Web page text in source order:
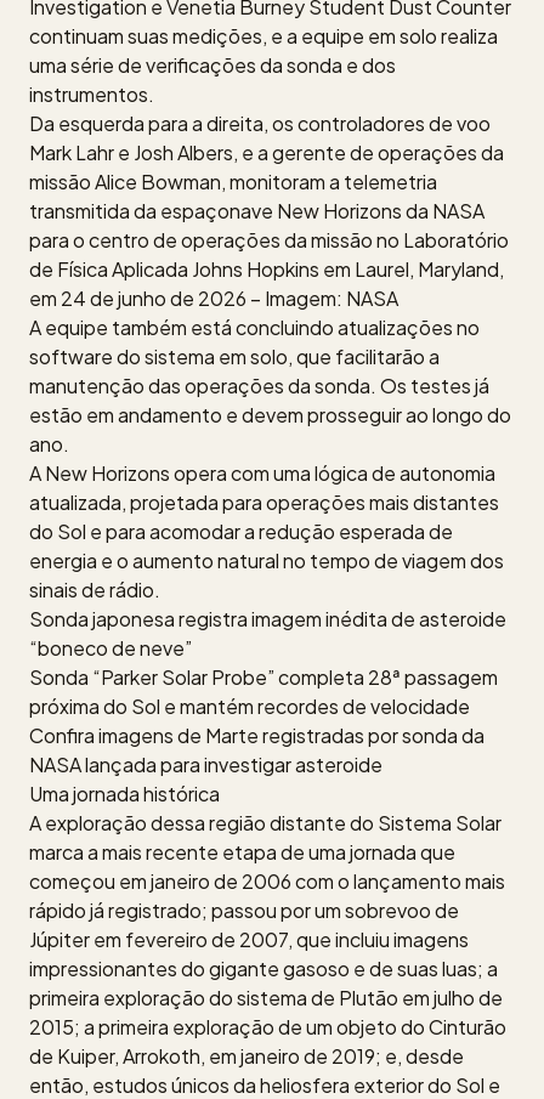
Investigation e Venetia Burney Student Dust Counter
continuam suas medições, e a equipe em solo realiza
uma série de verificações da sonda e dos
instrumentos.
Da esquerda para a direita, os controladores de voo
Mark Lahr e Josh Albers, e a gerente de operações da
missão Alice Bowman, monitoram a telemetria
transmitida da espaçonave New Horizons da NASA
para o centro de operações da missão no Laboratório
de Física Aplicada Johns Hopkins em Laurel, Maryland,
em 24 de junho de 2026 – Imagem: NASA
A equipe também está concluindo atualizações no
software do sistema em solo, que facilitarão a
manutenção das operações da sonda. Os testes já
estão em andamento e devem prosseguir ao longo do
ano.
A New Horizons opera com uma lógica de autonomia
atualizada, projetada para operações mais distantes
do Sol e para acomodar a redução esperada de
energia e o aumento natural no tempo de viagem dos
sinais de rádio.
Sonda japonesa registra imagem inédita de asteroide
“boneco de neve”
Sonda “Parker Solar Probe” completa 28ª passagem
próxima do Sol e mantém recordes de velocidade
Confira imagens de Marte registradas por sonda da
NASA lançada para investigar asteroide
Uma jornada histórica
A exploração dessa região distante do Sistema Solar
marca a mais recente etapa de uma jornada que
começou em janeiro de 2006 com o lançamento mais
rápido já registrado; passou por um sobrevoo de
Júpiter em fevereiro de 2007, que incluiu imagens
impressionantes do gigante gasoso e de suas luas; a
primeira exploração do sistema de Plutão em julho de
2015; a primeira exploração de um objeto do Cinturão
de Kuiper, Arrokoth, em janeiro de 2019; e, desde
então, estudos únicos da heliosfera exterior do Sol e